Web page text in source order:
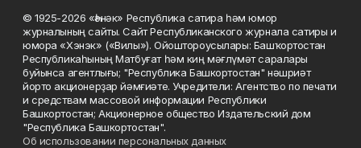
© 1925-2026 «Һәнәк» Республика сатира һәм юмор
журналының сайты. Сайт Республиканского журнала сатиры и
юмора «Хэнэк» («Вилы»). Ойоштороусылары: Башҡортостан
Республикаһының Матбуғат һәм киң мәғлүмәт саралары
буйынса агентлығы; "Республика Башкортостан" нәшриәт
йорто акционерҙар йәмғиәте. Учредители: Агентство по печати
и средствам массовой информации Республики
Башкортостан; Акционерное общество Издательский дом
"Республика Башкортостан".
Об использовании персональных данных